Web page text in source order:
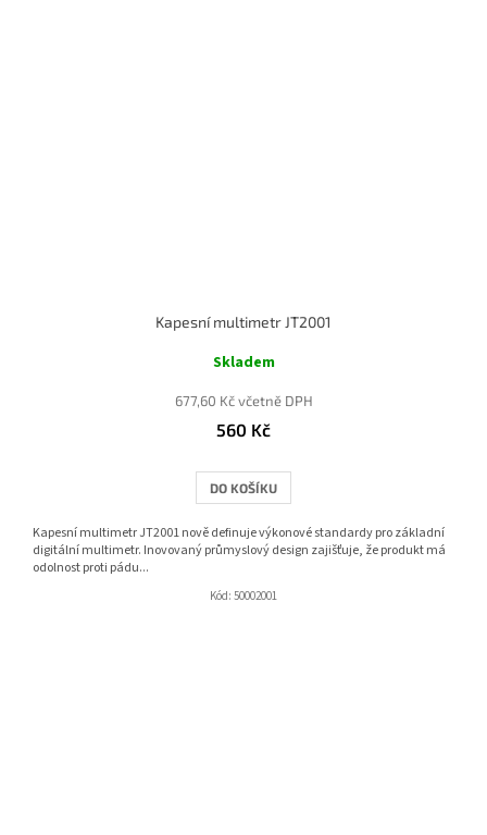
Kapesní multimetr JT2001
Skladem
677,60 Kč včetně DPH
560 Kč
DO KOŠÍKU
Kapesní multimetr JT2001 nově definuje výkonové standardy pro základní
digitální multimetr. Inovovaný průmyslový design zajišťuje, že produkt má
odolnost proti pádu...
Kód: 50002001